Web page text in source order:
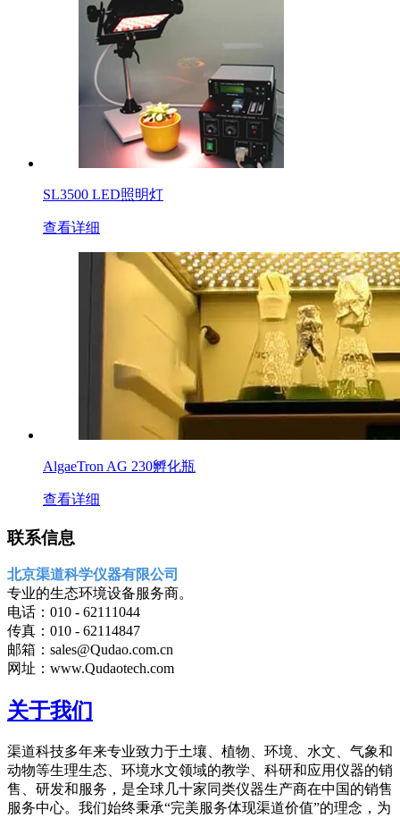
SL3500 LED照明灯
查看详细
AlgaeTron AG 230孵化瓶
查看详细
联系信息
北京渠道科学仪器有限公司
专业的生态环境设备服务商。
电话：010 - 62111044
传真：010 - 62114847
邮箱：sales@Qudao.com.cn
网址：www.Qudaotech.com
关于我们
渠道科技多年来专业致力于土壤、植物、环境、水文、气象和
动物等生理生态、环境水文领域的教学、科研和应用仪器的销
售、研发和服务，是全球几十家同类仪器生产商在中国的销售
服务中心。我们始终秉承“完美服务体现渠道价值”的理念，为